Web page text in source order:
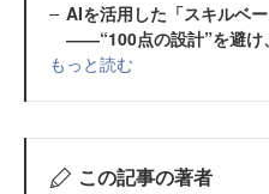
AIを活用した「スキルベ
――“100点の設計”を避け
もっと読む
この記事の著者